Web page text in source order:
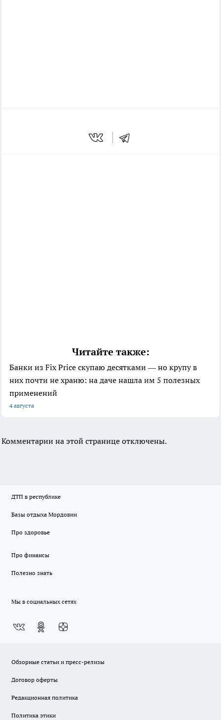
Читайте также:
Банки из Fix Price скупаю десятками — но крупу в
них почти не храню: на даче нашла им 5 полезных
применений
4 августа
Комментарии на этой странице отключены.
ДТП в республике
Базы отдыха Мордовии
Про здоровье
Про финансы
Полезно знать
Мы в социальных сетях
Обзорные статьи и пресс-релизы
Договор оферты
Редакционная политика
Политика этики